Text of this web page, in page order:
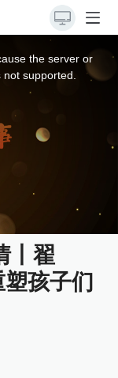
the server or
supported.
丨翟
孩子们